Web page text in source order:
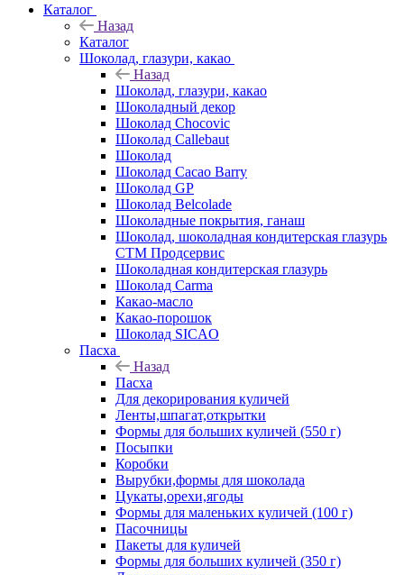
Каталог
Назад
Каталог
Шоколад, глазури, какао
Назад
Шоколад, глазури, какао
Шоколадный декор
Шоколад Chocovic
Шоколад Callebaut
Шоколад
Шоколад Cacao Barry
Шоколад GP
Шоколад Belcolade
Шоколадные покрытия, ганаш
Шоколад, шоколадная кондитерская глазурь
СТМ Продсервис
Шоколадная кондитерская глазурь
Шоколад Carma
Какао-масло
Какао-порошок
Шоколад SICAO
Пасха
Назад
Пасха
Для декорирования куличей
Ленты,шпагат,открытки
Формы для больших куличей (550 г)
Посыпки
Коробки
Вырубки,формы для шоколада
Цукаты,орехи,ягоды
Формы для маленьких куличей (100 г)
Пасочницы
Пакеты для куличей
Формы для больших куличей (350 г)